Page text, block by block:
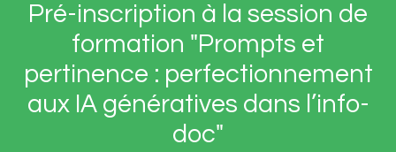
Pré-inscription à la session de
formation "Prompts et
pertinence : perfectionnement
aux IA génératives dans l’info-
doc"